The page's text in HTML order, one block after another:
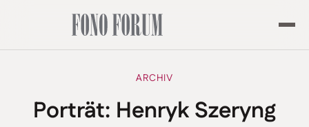
ARCHIV
Porträt: Henryk Szeryng